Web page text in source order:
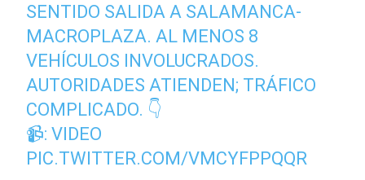
SENTIDO SALIDA A SALAMANCA-
MACROPLAZA. AL MENOS 8
VEHÍCULOS INVOLUCRADOS.
AUTORIDADES ATIENDEN; TRÁFICO
COMPLICADO. 👇
📹: VIDEO
PIC.TWITTER.COM/VMCYFPPQQR